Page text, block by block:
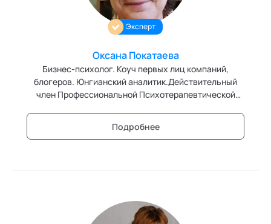
Эксперт
Оксана Покатаева
Бизнес-психолог. Коуч первых лиц компаний,
блогеров. Юнгианский аналитик.Действительный
член Профессиональной Психотерапевтической
Академии социальных технологий
Подробнее